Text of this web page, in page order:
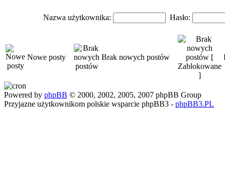
Nazwa użytkownika: Hasło:
Nowe posty Brak nowych postów
Powered by phpBB © 2000, 2002, 2005, 2007 phpBB Group
Przyjazne użytkownikom polskie wsparcie phpBB3 - phpBB3.PL